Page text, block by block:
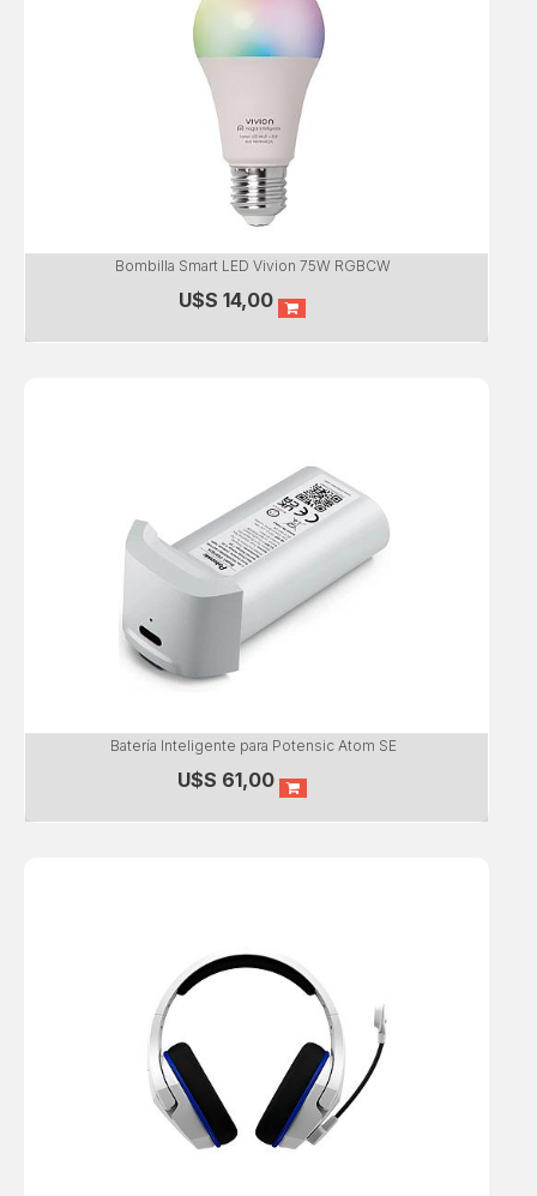
Bombilla Smart LED Vivion 75W RGBCW
U$S14,00
Batería Inteligente para Potensic Atom SE
U$S 61,00